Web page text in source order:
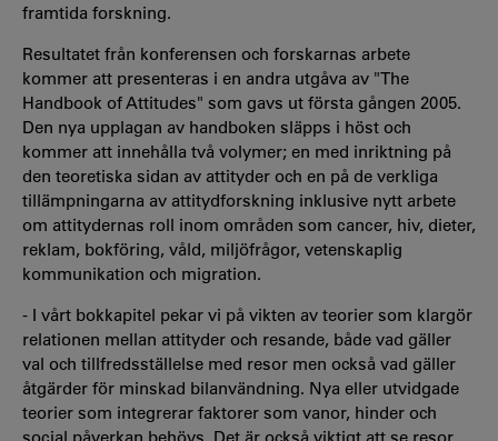
framtida forskning.
Resultatet från konferensen och forskarnas arbete
kommer att presenteras i en andra utgåva av "The
Handbook of Attitudes" som gavs ut första gången 2005.
Den nya upplagan av handboken släpps i höst och
kommer att innehålla två volymer; en med inriktning på
den teoretiska sidan av attityder och en på de verkliga
tillämpningarna av attitydforskning inklusive nytt arbete
om attitydernas roll inom områden som cancer, hiv, dieter,
reklam, bokföring, våld, miljöfrågor, vetenskaplig
kommunikation och migration.
- I vårt bokkapitel pekar vi på vikten av teorier som klargör
relationen mellan attityder och resande, både vad gäller
val och tillfredsställelse med resor men också vad gäller
åtgärder för minskad bilanvändning. Nya eller utvidgade
teorier som integrerar faktorer som vanor, hinder och
social påverkan behövs. Det är också viktigt att se resor